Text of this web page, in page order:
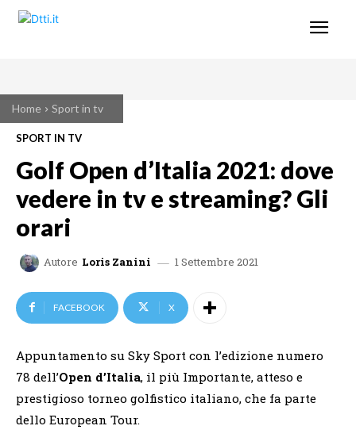
Home Sport in tv
SPORT IN TV
Golf Open d’Italia 2021: dove
vedere in tv e streaming? Gli
orari
Autore Loris Zanini 1 Settembre 2021
FACEBOOK X
Appuntamento su Sky Sport con l’edizione numero
78 dell’Open d’Italia, il più Importante, atteso e
prestigioso torneo golfistico italiano, che fa parte
dello European Tour.